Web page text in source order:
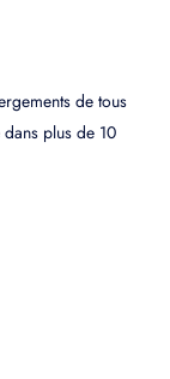
de tous
plus de 10